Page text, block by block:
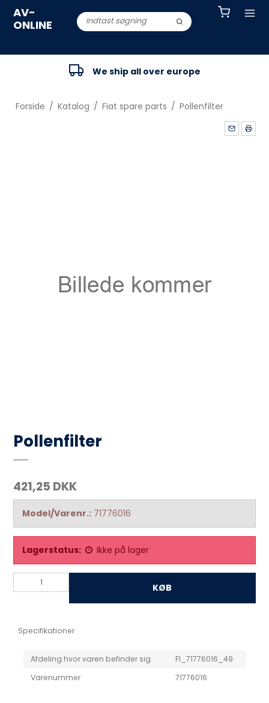
AV-
ONLINE
We ship all over europe
Forside / Katalog / Fiat spare parts / Pollenfilter
Pollenfilter
421,25 DKK
Model/Varenr.: 71776016
Lagerstatus: Ikke på lager
KØB
Specifikationer
Afdeling hvor varen befinder sig
FI_71776016_49
Varenummer
71776016